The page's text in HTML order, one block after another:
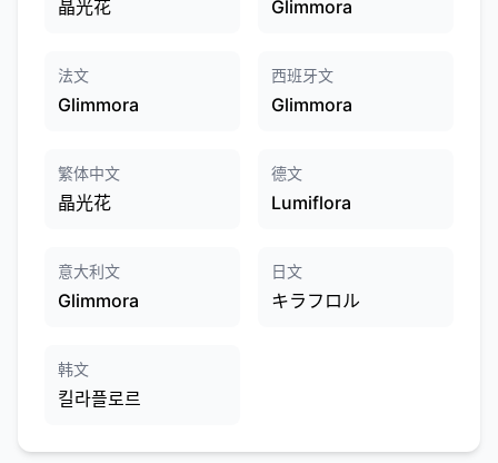
晶光花 Glimmora
法文
Glimmora
西班牙文
Glimmora
繁体中文
晶光花
德文
Lumiflora
意大利文
Glimmora
日文
キラフロル
韩文
킬라플로르